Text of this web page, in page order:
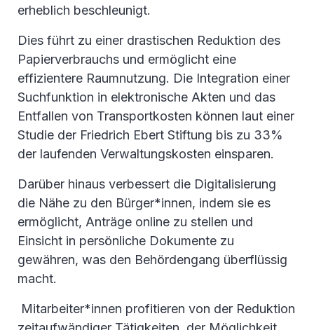
erheblich beschleunigt.
Dies führt zu einer drastischen Reduktion des
Papierverbrauchs und ermöglicht eine
effizientere Raumnutzung. Die Integration einer
Suchfunktion in elektronische Akten und das
Entfallen von Transportkosten können laut einer
Studie der Friedrich Ebert Stiftung bis zu 33%
der laufenden Verwaltungskosten einsparen.
Darüber hinaus verbessert die Digitalisierung
die Nähe zu den Bürger*innen, indem sie es
ermöglicht, Anträge online zu stellen und
Einsicht in persönliche Dokumente zu
gewähren, was den Behördengang überflüssig
macht.
Mitarbeiter*innen profitieren von der Reduktion